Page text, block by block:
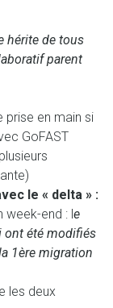
hérite de tous
parent
prise en main si
GoFAST
le « delta » :
end : l e
ont été modifiés
1ère migration
les deux